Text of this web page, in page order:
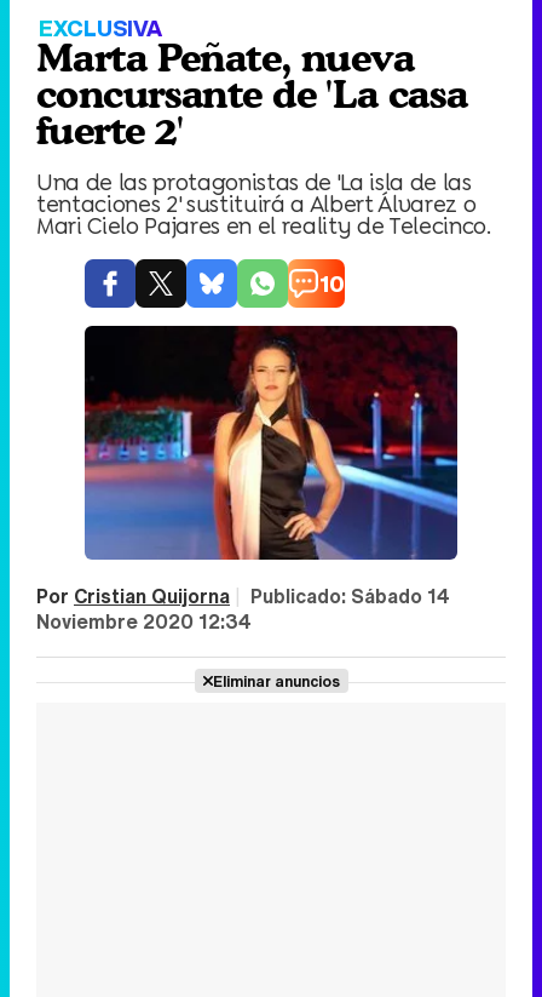
EXCLUSIVA
Marta Peñate, nueva
concursante de 'La casa
fuerte 2'
Una de las protagonistas de 'La isla de las
tentaciones 2' sustituirá a Albert Álvarez o
Mari Cielo Pajares en el reality de Telecinco.
10
Por Cristian Quijorna | Publicado: Sábado 14
Noviembre 2020 12:34
Eliminar anuncios